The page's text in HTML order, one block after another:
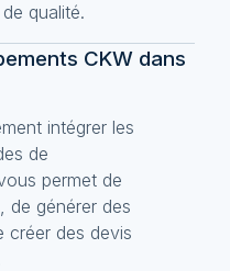
qualité.
CKW dans
intégrer les
de
permet de
de générer des
créer des devis